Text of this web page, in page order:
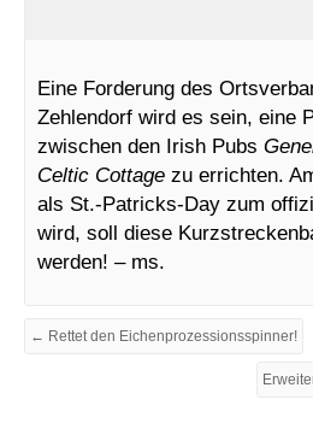
Eine Forderung des
Zehlendorf wird es sein, eine
zwischen den Irish Pubs
Celtic Cottage zu errichten.
als St.-Patricks-Day zum
wird, soll diese
werden! – ms.
← Rettet den Eichenprozessionsspinner!